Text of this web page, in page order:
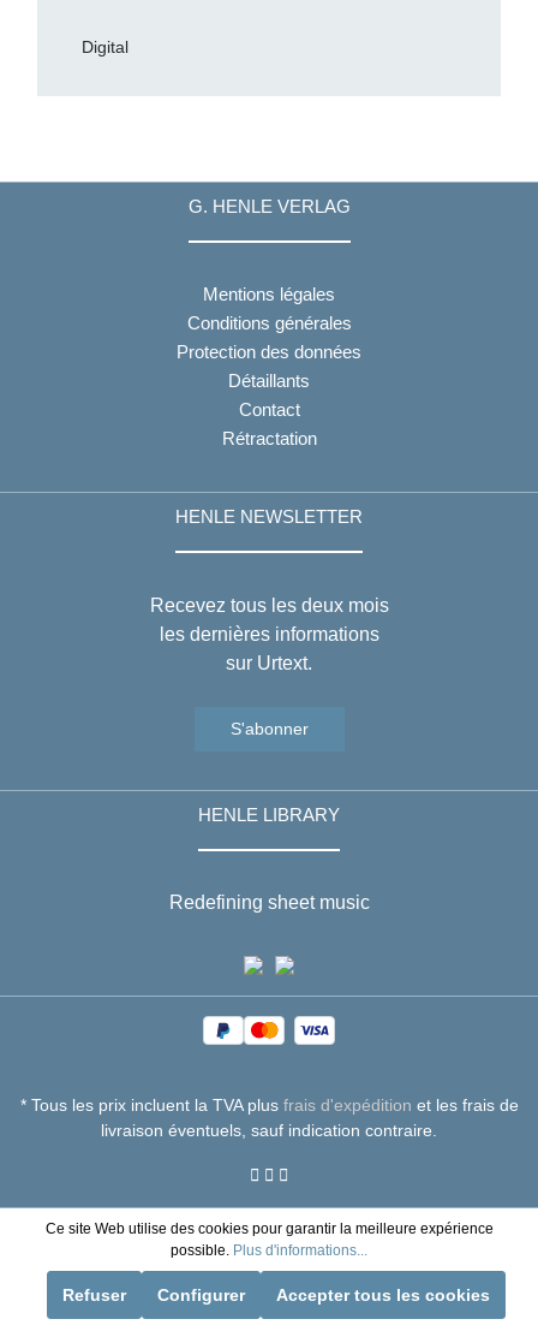
Digital
G. HENLE VERLAG
Mentions légales
Conditions générales
Protection des données
Détaillants
Contact
Rétractation
HENLE NEWSLETTER
Recevez tous les deux mois
les dernières informations
sur Urtext.
S'abonner
HENLE LIBRARY
Redefining sheet music
* Tous les prix incluent la TVA plus frais d'expédition et les frais de
livraison éventuels, sauf indication contraire.
Ce site Web utilise des cookies pour garantir la meilleure expérience
possible. Plus d'informations...
Refuser Configurer Accepter tous les cookies